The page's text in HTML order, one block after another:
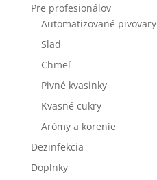
Pre profesionálov
Automatizované pivovary
Slad
Chmeľ
Pivné kvasinky
Kvasné cukry
Arómy a korenie
Dezinfekcia
Doplnky